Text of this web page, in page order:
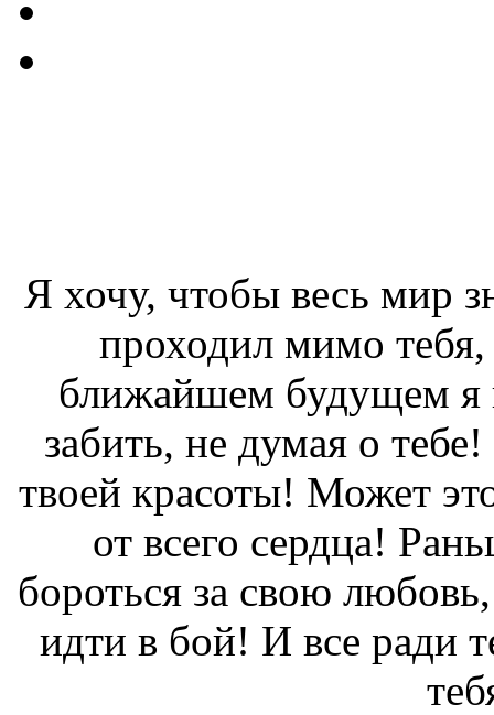
Я хочу, чтобы весь мир
проходил мимо
ближайшем будущем я
забить, не думая о
твоей красоты! Может
от всего сердца!
бороться за свою
идти в бой! И все ради